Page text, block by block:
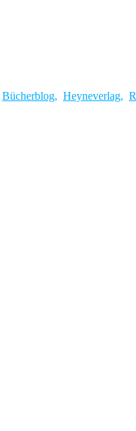
Bücherblog, Heyneverlag,